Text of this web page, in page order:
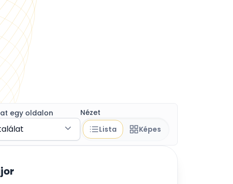
egy oldalon
Nézet
Lista
Képes